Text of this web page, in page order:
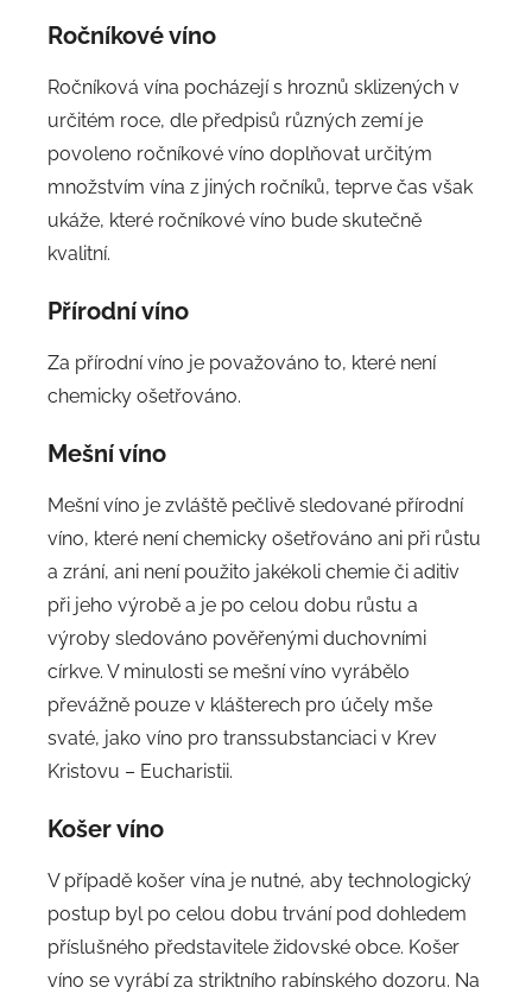
Ročníkové víno
Ročníková vína pocházejí s hroznů sklizených v
určitém roce, dle předpisů různých zemí je
povoleno ročníkové víno doplňovat určitým
množstvím vína z jiných ročníků, teprve čas však
ukáže, které ročníkové víno bude skutečně
kvalitní.
Přírodní víno
Za přírodní víno je považováno to, které není
chemicky ošetřováno.
Mešní víno
Mešní víno je zvláště pečlivě sledované přírodní
víno, které není chemicky ošetřováno ani při růstu
a zrání, ani není použito jakékoli chemie či aditiv
při jeho výrobě a je po celou dobu růstu a
výroby sledováno pověřenými duchovními
církve. V minulosti se mešní víno vyrábělo
převážně pouze v klášterech pro účely mše
svaté, jako víno pro transsubstanciaci v Krev
Kristovu – Eucharistii.
Košer víno
V případě košer vína je nutné, aby technologický
postup byl po celou dobu trvání pod dohledem
příslušného představitele židovské obce. Košer
víno se vyrábí za striktního rabínského dozoru. Na